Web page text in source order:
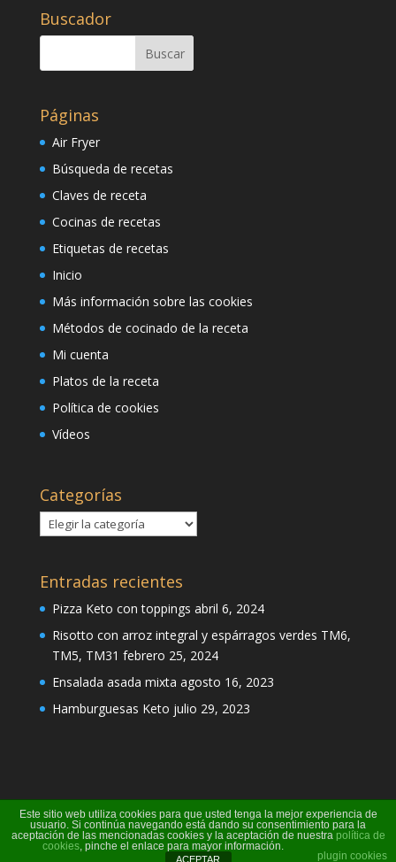
Buscador
Páginas
Air Fryer
Búsqueda de recetas
Claves de receta
Cocinas de recetas
Etiquetas de recetas
Inicio
Más información sobre las cookies
Métodos de cocinado de la receta
Mi cuenta
Platos de la receta
Política de cookies
Vídeos
Categorías
Categorías
Entradas recientes
Pizza Keto con toppings abril 6, 2024
Risotto con arroz integral y espárragos verdes TM6,
TM5, TM31 febrero 25, 2024
Ensalada asada mixta agosto 16, 2023
Hamburguesas Keto julio 29, 2023
Página creada por Pili Perea
Este sitio web utiliza cookies para que usted tenga la mejor experiencia de
usuario. Si continúa navegando está dando su consentimiento para la
aceptación de las mencionadas cookies y la aceptación de nuestra política de
cookies, pinche el enlace para mayor información.
plugin cookies
ACEPTAR